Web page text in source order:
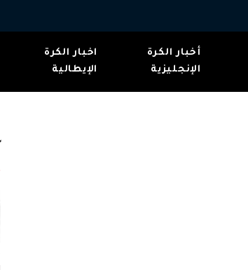
أخبار الكرة
الإنجليزية
اخبار الكرة
الإيطالية